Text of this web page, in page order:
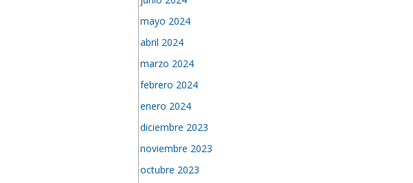
mayo 2024
abril 2024
marzo 2024
febrero 2024
enero 2024
diciembre 2023
noviembre 2023
octubre 2023